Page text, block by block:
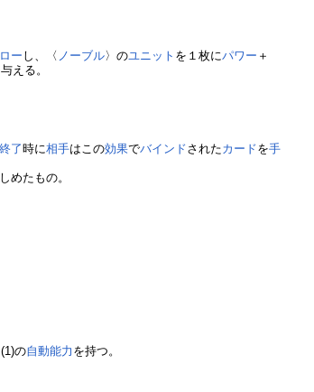
ー し、〈 ノーブル〉のユニット を１枚にパワー ＋
える。
了時に相手はこの効果でバインドされたカードを手
めたもの。
(1)の自動能力 を持つ。